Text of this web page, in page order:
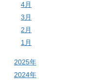
4月
3月
2月
1月
2025年
2024年